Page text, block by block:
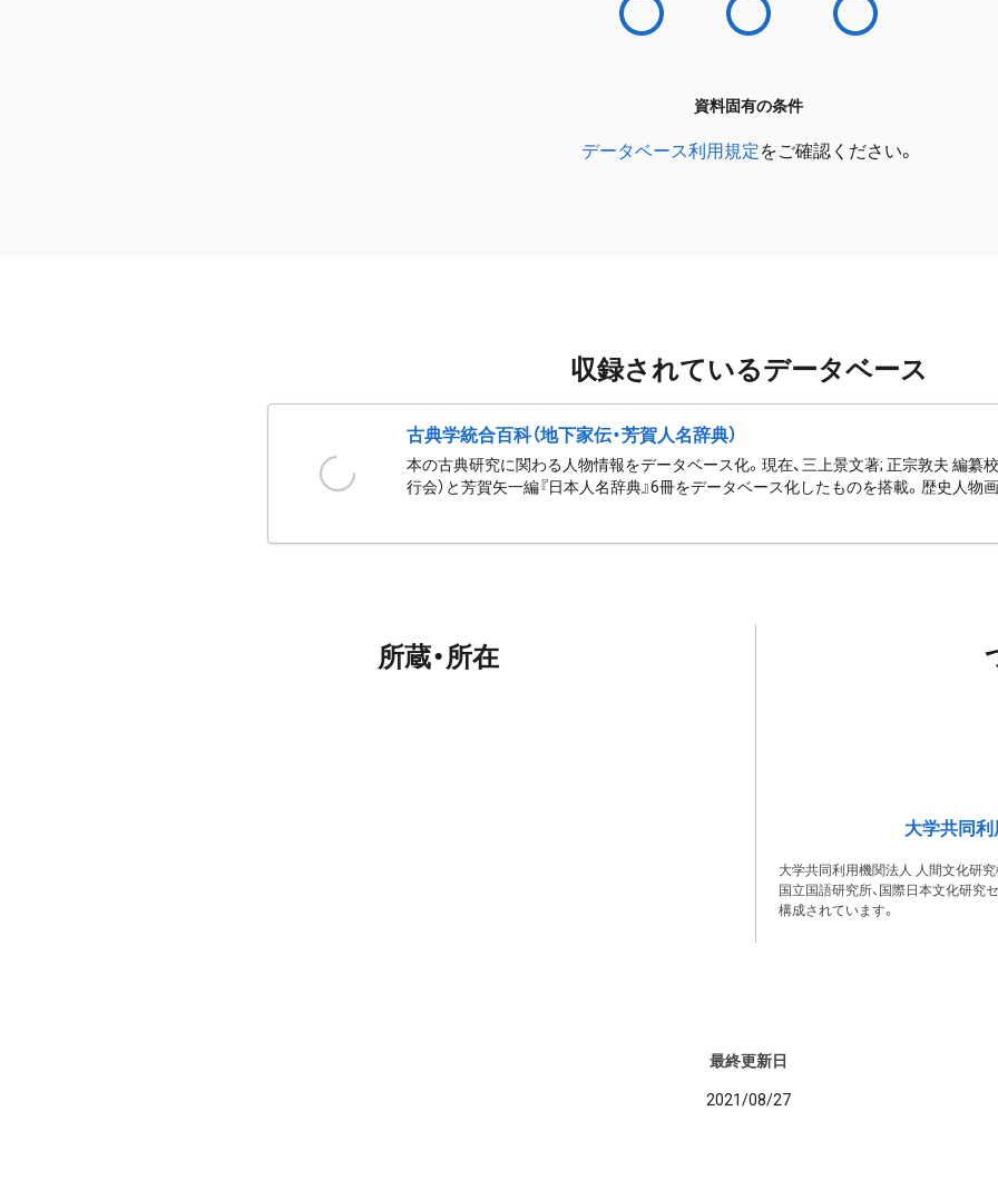
資料固有の条件
データベース利用規定をご確認ください。
収録されているデータベース
古典学統合百科（地下家伝・芳賀人名辞典）
本の古典研究に関わる人物情報をデータベース化。現在、三上景文著; 正宗敦夫 編纂校
行会）と芳賀矢一編『日本人名辞典』6冊をデータベース化したものを搭載。歴史人物
所蔵・所在
大学共同
大学共同利用機関法人 人間文化研究
国立国語研究所、国際日本文化研究
構成されています。
最終更新日
2021/08/27